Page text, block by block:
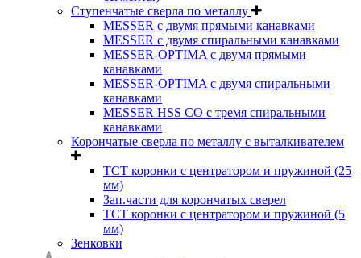
Ступенчатые сверла по металлу
MESSER с двумя прямыми канавками
MESSER с двумя спиральными канавками
MESSER-OPTIMA с двумя прямыми
канавками
MESSER-OPTIMA с двумя спиральными
канавками
MESSER HSS CО с тремя спиральными
канавками
Корончатые сверла по металлу c выталкивателем
ТСТ коронки с центратором и пружиной (25
мм)
Зап.части для корончатых сверел
ТСТ коронки с центратором и пружиной (5
мм)
Зенковки